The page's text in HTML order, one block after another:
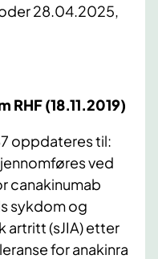
28.04.2025,
(18.11.2019)
oppdateres til:
ved
canakinumab
sykdom og
artritt (sJIA) etter
for anakinra